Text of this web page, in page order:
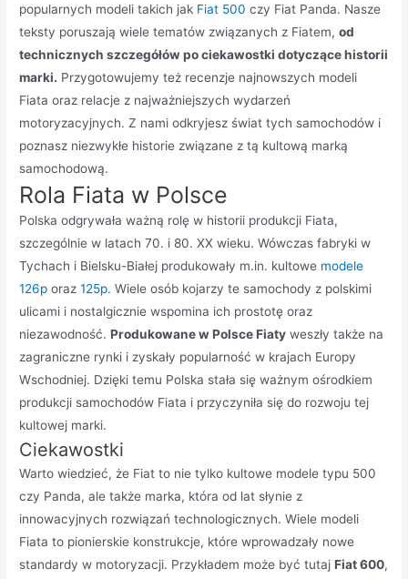
popularnych modeli takich jak Fiat 500 czy Fiat Panda. Nasze
teksty poruszają wiele tematów związanych z Fiatem,od
technicznych szczegółów po ciekawostki dotyczące historii
marki. Przygotowujemy też recenzje najnowszych modeli
Fiata oraz relacje z najważniejszych wydarzeń
motoryzacyjnych. Z nami odkryjesz świat tych samochodów i
poznasz niezwykłe historie związane z tą kultową marką
samochodową.
Rola Fiata w Polsce
Polska odgrywała ważną rolę w historii produkcji Fiata,
szczególnie w latach 70. i 80. XX wieku. Wówczas fabryki w
Tychach i Bielsku-Białej produkowały m.in. kultowe modele
126p oraz125p. Wiele osób kojarzy te samochody z polskimi
ulicami i nostalgicznie wspomina ich prostotę oraz
niezawodność.Produkowane w Polsce Fiaty weszły także na
zagraniczne rynki i zyskały popularność w krajach Europy
Wschodniej. Dzięki temu Polska stała się ważnym ośrodkiem
produkcji samochodów Fiata i przyczyniła się do rozwoju tej
kultowej marki.
Ciekawostki
Warto wiedzieć, że Fiat to nie tylko kultowe modele typu 500
czy Panda, ale także marka, która od lat słynie z
innowacyjnych rozwiązań technologicznych. Wiele modeli
Fiata to pionierskie konstrukcje, które wprowadzały nowe
standardy w motoryzacji. Przykładem może być tutajFiat 600,